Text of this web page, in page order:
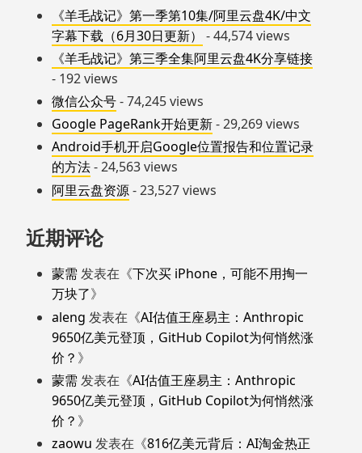
《羊毛战记》第一季第10集/阿里云盘4K/中文
字幕下载（6月30日更新）
- 44,574 views
《羊毛战记》第三季全集阿里云盘4K分享链接
- 192 views
微信公众号- 74,245 views
Google PageRank开始更新- 29,269 views
Android手机开启Google位置报告和位置记录
的方法- 24,563 views
阿里云盘资源- 23,527 views
近期评论
蒙需 发表在《下次买 iPhone，可能不用掏一
万块了》
aleng 发表在《AI估值王座易主：Anthropic
9650亿美元登顶，GitHub Copilot为何悄然涨
价？ 》
蒙需 发表在《AI估值王座易主：Anthropic
9650亿美元登顶，GitHub Copilot为何悄然涨
价？ 》
zaowu 发表在《816亿美元背后：AI淘金热正